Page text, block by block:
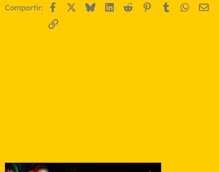
Compartir: Facebook BlueskyLinkedIn
Reddit Pinterest
Tumblr
Enlace